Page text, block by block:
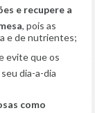
e recupere a
, pois as
e de nutrientes;
evite que os
dia-a-dia
como